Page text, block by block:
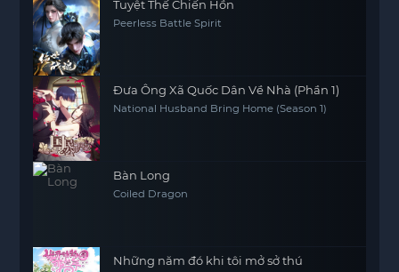
Tuyệt Thế Chiến Hồn
Peerless Battle Spirit
Đưa Ông Xã Quốc Dân Về Nhà (Phần 1)
National Husband Bring Home (Season 1)
Bàn Long
Coiled Dragon
Những năm đó khi tôi mở sở thú